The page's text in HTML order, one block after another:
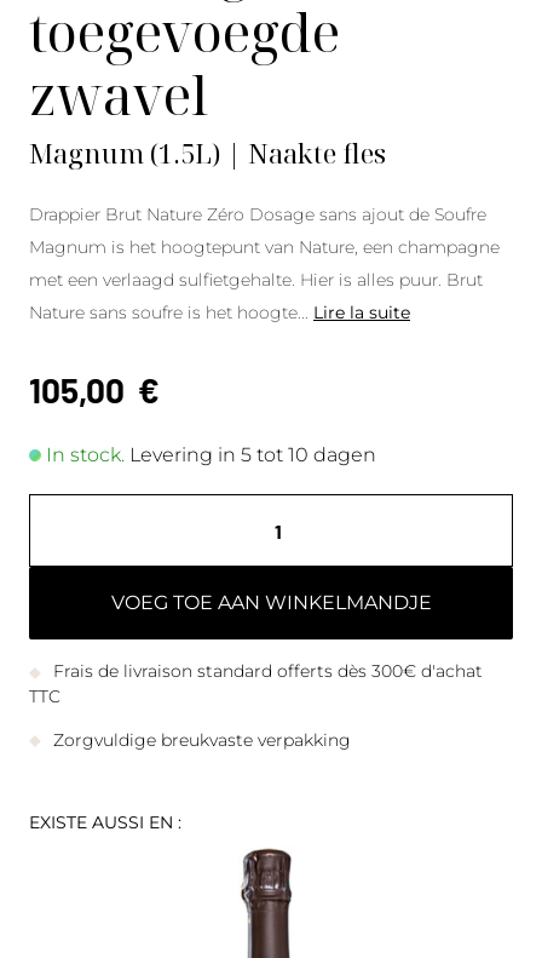
toegevoegde
zwavel
Magnum (1.5L) | Naakte fles
Drappier Brut Nature Zéro Dosage sans ajout de Soufre
Magnum is het hoogtepunt van Nature, een champagne
met een verlaagd sulfietgehalte. Hier is alles puur. Brut
Nature sans soufre is het hoogte
Lire la suite
105,00 €
In stock. Levering in 5 tot 10 dagen
VOEG TOE AAN WINKELMANDJE
Frais de livraison standard offerts dès 300€ d'achat
TTC
Zorgvuldige breukvaste verpakking
EXISTE AUSSI EN :